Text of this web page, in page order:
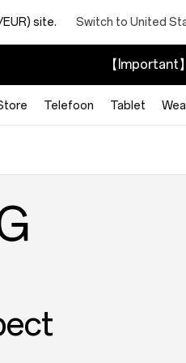
site. Switch to United
【
Telefoon Tablet